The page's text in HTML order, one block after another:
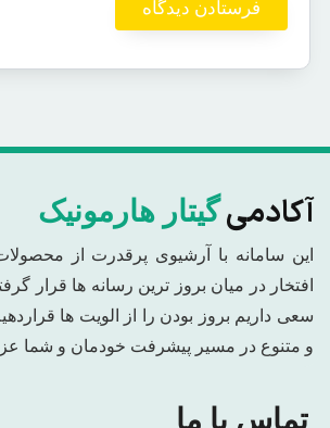
آکادمیگیتار هارمونیک
این سامانه با آرشیوی پرقدرت از
افتخار در میان بروز ترین رسانه ها قرار
سعی داریم بروز بودن را از الویت ها
و متنوع در مسیر پیشرفت خودمان و شما
تماس با ما